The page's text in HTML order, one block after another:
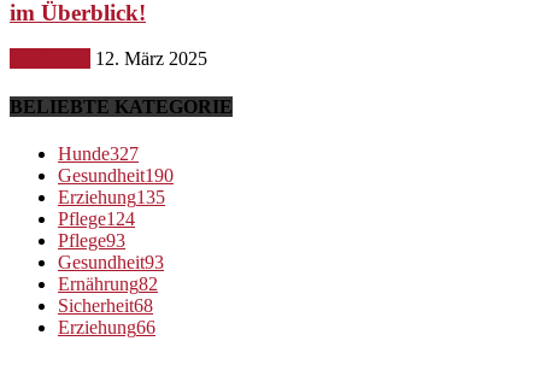
im Überblick!
12. März 2025
BELIEBTE KATEGORIE
Hunde327
Gesundheit190
Erziehung135
Pflege124
Pflege93
Gesundheit93
Ernährung82
Sicherheit68
Erziehung66